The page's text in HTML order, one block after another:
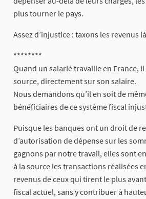
plus tourner le pays.
Assez d’injustice : taxons les revenus
********
Quand un salarié travaille en France, il
source, directement sur son salaire.
Nous demandons qu’il en soit de
bénéficiaires de ce système fiscal
Puisque les banques ont un droit de
d’autorisation de dépense sur les
gagnons par notre travail, elles sont
à la source les transactions réalisées
revenus de ceux qui tirent le plus
fiscal actuel, sans y contribuer à